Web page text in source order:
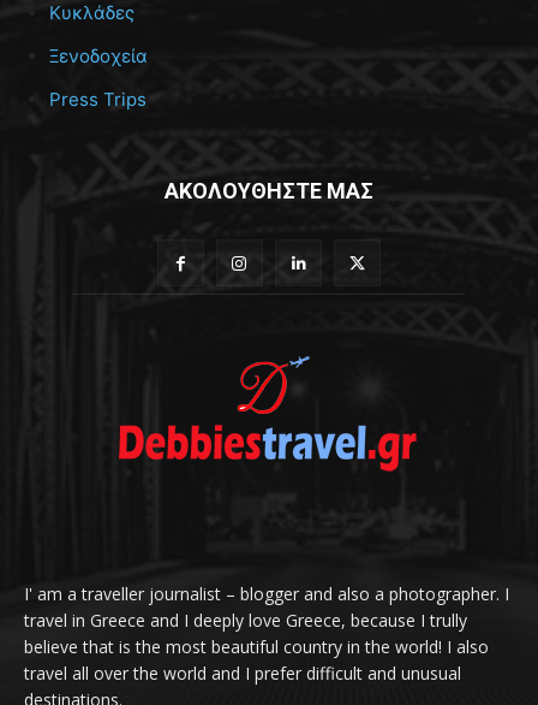
Κυκλάδες
Ξενοδοχεία
Press Trips
ΑΚΟΛΟΥΘΗΣΤΕ ΜΑΣ
I' am a traveller journalist – blogger and also a photographer. I
travel in Greece and I deeply love Greece, because I trully
believe that is the most beautiful country in the world! I also
travel all over the world and I prefer difficult and unusual
destinations.